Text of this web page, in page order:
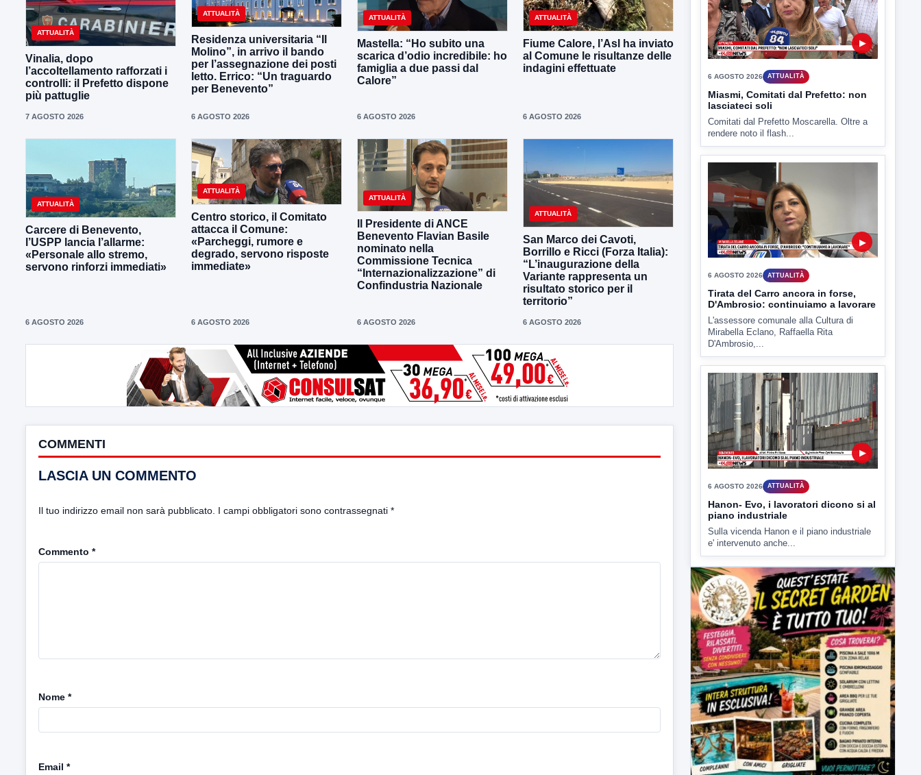
ATTUALITÀ
Vinalia, dopo
l’accoltellamento rafforzati i
controlli: il Prefetto dispone
più pattuglie
7 AGOSTO 2026
ATTUALITÀ
Residenza universitaria “Il
Molino”, in arrivo il bando
per l’assegnazione dei posti
letto. Errico: “Un traguardo
per Benevento”
6 AGOSTO 2026
ATTUALITÀ
Mastella: “Ho subito una
scarica d’odio incredibile: ho
famiglia a due passi dal
Calore”
6 AGOSTO 2026
ATTUALITÀ
Fiume Calore, l’Asl ha inviato
al Comune le risultanze delle
indagini effettuate
6 AGOSTO 2026
ATTUALITÀ
Carcere di Benevento,
l’USPP lancia l’allarme:
«Personale allo stremo,
servono rinforzi immediati»
6 AGOSTO 2026
ATTUALITÀ
Centro storico, il Comitato
attacca il Comune:
«Parcheggi, rumore e
degrado, servono risposte
immediate»
6 AGOSTO 2026
ATTUALITÀ
Il Presidente di ANCE
Benevento Flavian Basile
nominato nella
Commissione Tecnica
“Internazionalizzazione” di
Confindustria Nazionale
6 AGOSTO 2026
ATTUALITÀ
San Marco dei Cavoti,
Borrillo e Ricci (Forza Italia):
“L’inaugurazione della
Variante rappresenta un
risultato storico per il
territorio”
6 AGOSTO 2026
COMMENTI
LASCIA UN COMMENTO
Il tuo indirizzo email non sarà pubblicato. I campi obbligatori sono contrassegnati *
Commento *
Nome *
Email *
7 AGOSTO 2026 ATTUALITÀ
Benevento tra le città più roventi
della Campania, piazza Fusco
raggiunge i 45 gradi
Benevento è tra le città più calde della
Campania. Lo...
6 AGOSTO 2026 ATTUALITÀ
Miasmi, Comitati dal Prefetto: non
lasciateci soli
Comitati dal Prefetto Moscarella. Oltre a
rendere noto il flash...
6 AGOSTO 2026 ATTUALITÀ
Tirata del Carro ancora in forse,
D'Ambrosio: continuiamo a lavorare
L'assessore comunale alla Cultura di
Mirabella Eclano, Raffaella Rita
D'Ambrosio,...
▶
6 AGOSTO 2026 ATTUALITÀ
Hanon- Evo, i lavoratori dicono si al
piano industriale
Sulla vicenda Hanon e il piano industriale
e' intervenuto anche...